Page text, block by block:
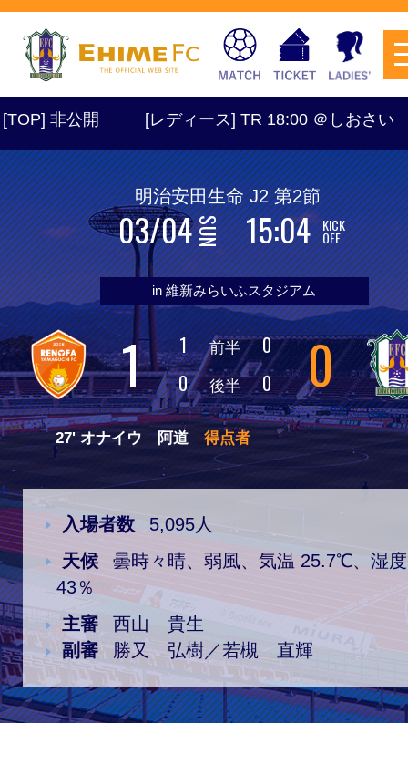
試合日程・結果 アクセス
クラブ・会社情報 レディース
スクール 募集中！
ファンクラブ
チケットを購入
トップチーム アカデミー
スポンサー グッズ
スケジュール
公開 [レディース] TR 18:00 ＠しおさい
明治安田生命 J2 第2節
03/04SUN 15:04 KICK
OFF
in 維新みらいふスタジアム
1 1 前半
0
0
後半 0 0
27' オナイウ 阿道 得点者
入場者数
5,095人
天候
曇時々晴、弱風、気温 25.7℃、湿度
43％
主審
西山 貴生
副審 勝又 弘樹／若槻 直輝